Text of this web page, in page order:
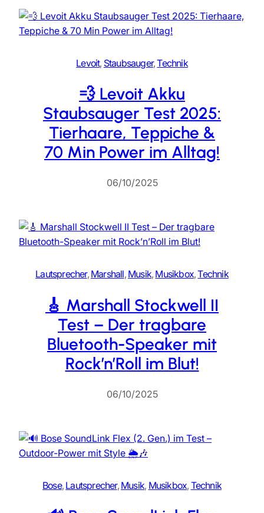
Levoit, Staubsauger, Technik
💨 Levoit Akku
Staubsauger Test 2025:
Tierhaare, Teppiche &
70 Min Power im Alltag!
06/10/2025
Lautsprecher, Marshall, Musik, Musikbox, Technik
🎸 Marshall Stockwell II
Test – Der tragbare
Bluetooth-Speaker mit
Rock’n’Roll im Blut!
06/10/2025
Bose, Lautsprecher, Musik, Musikbox, Technik